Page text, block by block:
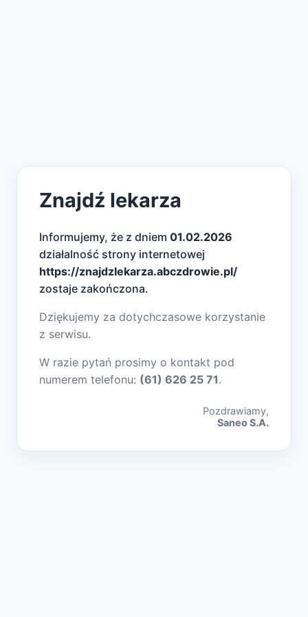
Znajdź lekarza
Informujemy, że z dniem 01.02.2026
działalność strony internetowej
https://znajdzlekarza.abczdrowie.pl/
zostaje zakończona.
Dziękujemy za dotychczasowe korzystanie
z serwisu.
W razie pytań prosimy o kontakt pod
numerem telefonu: (61) 626 25 71.
Pozdrawiamy,
Saneo S.A.